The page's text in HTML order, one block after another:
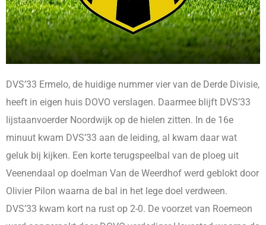
DVS’33 Ermelo, de huidige nummer vier van de Derde Divisie,
heeft in eigen huis DOVO verslagen. Daarmee blijft DVS’33
lijstaanvoerder Noordwijk op de hielen zitten. In de 16e
minuut kwam DVS’33 aan de leiding, al kwam daar wat
geluk bij kijken. Een korte terugspeelbal van de ploeg uit
Veenendaal op doelman Van de Weerdhof werd geblokt door
Olivier Pilon waarna de bal in het lege doel verdween.
DVS’33 kwam kort na rust op 2-0. De voorzet van Roemeon